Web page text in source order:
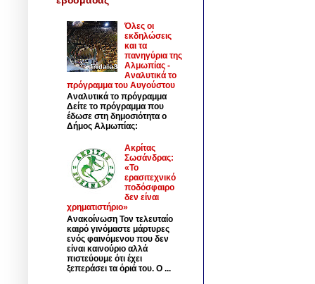
Όλες οι
εκδηλώσεις
και τα
πανηγύρια της
Αλμωπίας -
Αναλυτικά το
πρόγραμμα του Αυγούστου
Αναλυτικά το πρόγραμμα
Δείτε το πρόγραμμα που
έδωσε στη δημοσιότητα ο
Δήμος Αλμωπίας:
Ακρίτας
Σωσάνδρας:
«Το
ερασιτεχνικό
ποδόσφαιρο
δεν είναι
χρηματιστήριο»
Ανακοίνωση Τον τελευταίο
καιρό γινόμαστε μάρτυρες
ενός φαινόμενου που δεν
είναι καινούριο αλλά
πιστεύουμε ότι έχει
ξεπεράσει τα όριά του. Ο ...